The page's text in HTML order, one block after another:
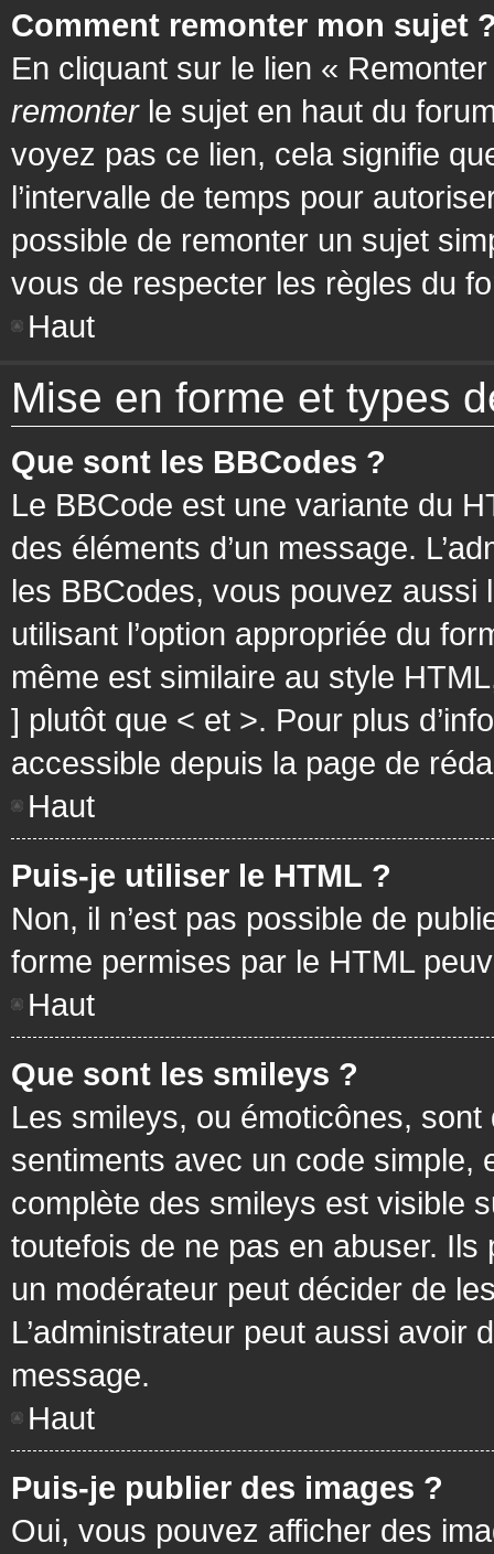
Comment remonter mon sujet
En cliquant sur le lien «
remonterle sujet en haut du
voyez pas ce lien, cela signifie
l’intervalle de temps pour
possible de remonter un sujet
vous de respecter les règles du
Haut
Mise en forme et types
Que sont les BBCodes ?
Le BBCode est une variante du
des éléments d’un message.
les BBCodes, vous pouvez
utilisant l’option appropriée du
même est similaire au style
] plutôt que < et >. Pour plus
accessible depuis la page de
Haut
Puis-je utiliser le HTML ?
Non, il n’est pas possible de
forme permises par le HTML
Haut
Que sont les smileys ?
Les smileys, ou émoticônes,
sentiments avec un code simple,
complète des smileys est visible
toutefois de ne pas en abuser.
un modérateur peut décider de
L’administrateur peut aussi avoir
message.
Haut
Puis-je publier des images ?
Oui, vous pouvez afficher des